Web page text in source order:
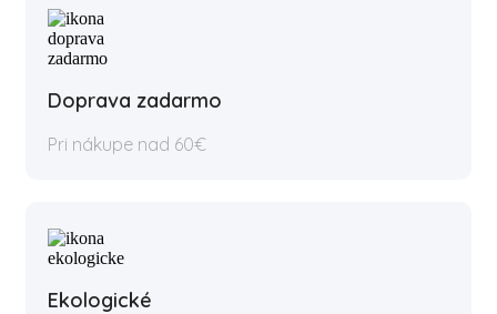
Doprava zadarmo
Pri nákupe nad 60€
Ekologické